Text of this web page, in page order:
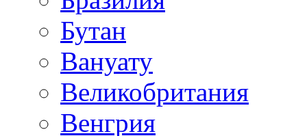
Бутан
Вануату
Великобритания
Венгрия